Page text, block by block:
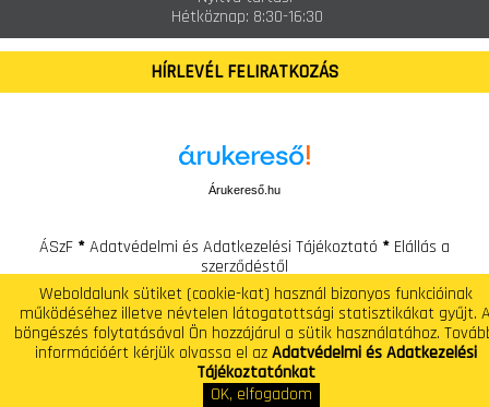
Hétköznap: 8:30-16:30
HÍRLEVÉL FELIRATKOZÁS
Árukereső.hu
ÁSzF *Adatvédelmi és Adatkezelési Tájékoztató * Elállás a
szerződéstől
Computer Pont - Számítástechnikai Szaküzlet és Szerviz
Telefon: +(36) 46 / 507-810 E-mail: info@computerpont.hu
Weboldalunk sütiket (cookie-kat) használ bizonyos funkcióinak
működéséhez illetve névtelen látogatottsági statisztikákat gyűjt.
böngészés folytatásával Ön hozzájárul a sütik használatához.
információért kérjük olvassa el azAdatvédelmi és Adatkezelési
Tájékoztatónkat
OK, elfogadom